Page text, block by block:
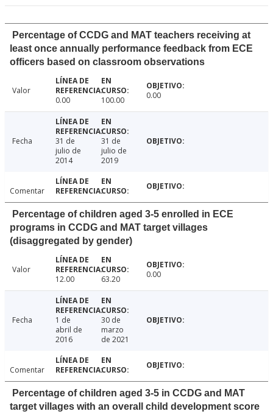
Percentage of CCDG and MAT teachers receiving at
least once annually performance feedback from ECE
officers based on classroom observations
Valor
0.00
100.00 0.00
Fecha
31 de
julio de
2014
31 de
julio de
2019
Comentar
Percentage of children aged 3-5 enrolled in ECE
programs in CCDG and MAT target villages
(disaggregated by gender)
Valor
12.00
63.20 0.00
Fecha
1 de
abril de
2016
30 de
marzo
de 2021
Comentar
Percentage of children aged 3-5 in CCDG and MAT
target villages with an overall child development score